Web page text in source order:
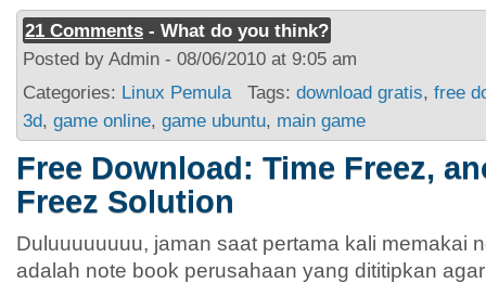
21 Comments - What do you think?
Posted by Admin - 08/06/2010 at 9:05 am
Categories: Linux PemulaTags: download gratis, free
3d, game online, game ubuntu, main game
Free Download: Time Freez,
Freez Solution
Duluuuuuuuu, jaman saat pertama kali memakai
adalah note book perusahaan yang dititipkan